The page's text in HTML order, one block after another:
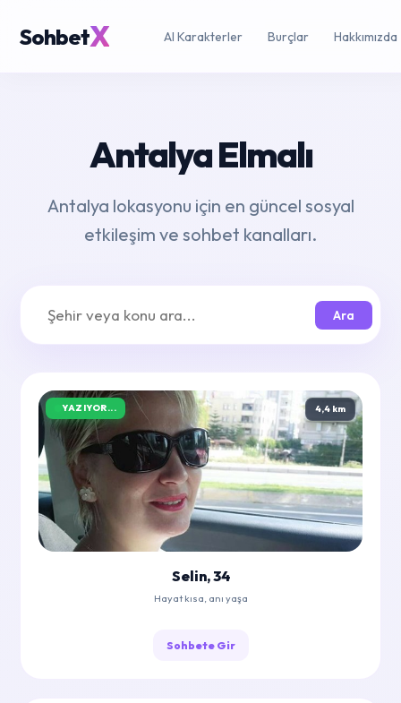
SohbetX AI Karakterler Burçlar Hakkımızda
Antalya Elmalı
Antalya lokasyonu için en güncel sosyal
etkileşim ve sohbet kanalları.
Ara
YAZIYOR... 4,4 km
Selin, 34
Hayat kısa, anı yaşa
Sohbete Gir